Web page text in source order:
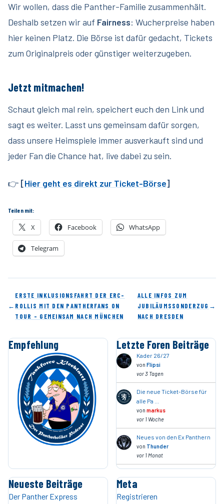
Wir wollen, dass die Panther-Familie zusammenhält.
Deshalb setzen wir auf Fairness: Wucherpreise haben
hier keinen Platz. Die Börse ist dafür gedacht, Tickets
zum Originalpreis oder günstiger weiterzugeben.
Jetzt mitmachen!
Schaut gleich mal rein, speichert euch den Link und
sagt es weiter. Lasst uns gemeinsam dafür sorgen,
dass unsere Heimspiele immer ausverkauft sind und
jeder Fan die Chance hat, live dabei zu sein.
👉 [Hier geht es direkt zur Ticket-Börse]
Teilen mit:
X Facebook WhatsApp
Telegram
←
ERSTE INKLUSIONSFAHRT DER ERC-
ROLLIS MIT DEN PANTHERFANS ON
TOUR – GEMEINSAM NACH MÜNCHEN
ALLE INFOS ZUM
JUBILÄUMSSONDERZUG
NACH DRESDEN
→
Empfehlung Letzte Foren Beiträge
Kader 26/27
von Flipsi
vor 3 Tagen
Die neue Ticket-Börse für
alle Pa …
von markus
vor 1 Woche
Neues von den Ex Panthern
von Thunder
vor 1 Monat
Neueste Beiträge
Der Panther Express
Meta
Registrieren